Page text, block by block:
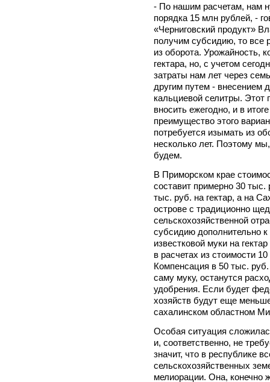
- По нашим расчетам, нам
порядка 15 млн рублей, -
«Черниговский
получим субсидию, то все
из оборота. Урожайность,
гектара, но, с учетом
затраты нам лет через
другим путем - внесением
кальциевой селитры. Этот
вносить ежегодно, и в
преимущество этого
потребуется изымать из
несколько лет. Поэтому
будем.
В Приморском крае
составит примерно 30
тыс. руб. на гектар, а на
острове с традиционно
сельскохозяйственной
субсидию дополнительно
известковой муки на
в расчетах из стоимости
Компенсация в 50 тыс.
саму муку, останутся
удобрения. Если будет
хозяйств будут еще
сахалинском областном
Особая ситуация
и, соответственно, не
значит, что в республике
сельскохозяйственных
мелиорации. Она, конечно